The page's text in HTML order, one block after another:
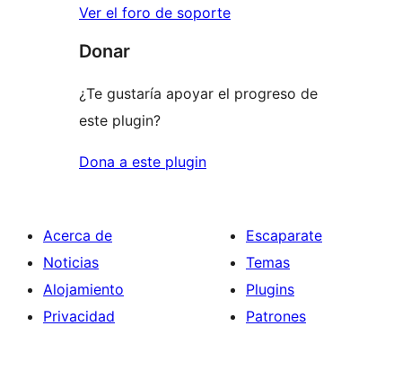
Ver el foro de soporte
Donar
¿Te gustaría apoyar el progreso de
este plugin?
Dona a este plugin
Acerca de
Noticias
Alojamiento
Privacidad
Escaparate
Temas
Plugins
Patrones